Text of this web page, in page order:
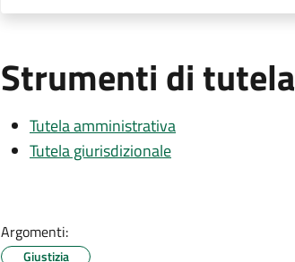
Strumenti di tutela
Tutela amministrativa
Tutela giurisdizionale
Argomenti:
Giustizia